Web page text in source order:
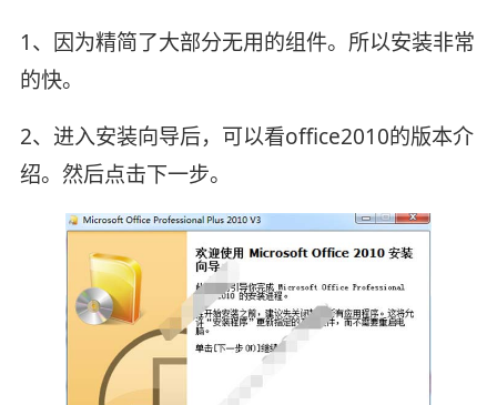
1、因为精简了大部分无用的组件。所以安装非常
的快。
2、进入安装向导后，可以看office2010的版本介
绍。然后点击下一步。